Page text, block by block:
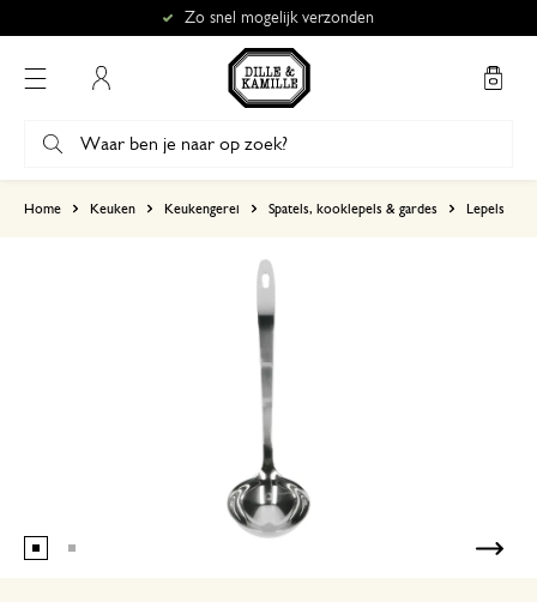
Zo snel mogelijk verzonden
Home Keuken Keukengerei Spatels, kooklepels & gardes Lepels
5
29 maart 2025
Enkel een score, geen toelichting